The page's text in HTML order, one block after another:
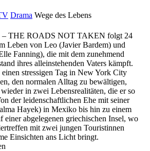
Drama Wege des Lebens
THE ROADS NOT TAKEN folgt 24
Leben von Leo (Javier Bardem) und
Fanning), die mit dem zunehmend
ihres alleinstehenden Vaters kämpft.
stressigen Tag in New York City
den normalen Alltag zu bewältigen,
in zwei Lebensrealitäten, die er so
der leidenschaftlichen Ehe mit seiner
Hayek) in Mexiko bis hin zu einem
einer abgelegenen griechischen Insel, wo
mit zwei jungen Touristinnen
Einsichten ans Licht bringt.